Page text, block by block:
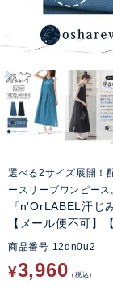
選べる2サイズ展開！
ースリーブワンピース
『n'OrLABEL汗じ
【メール便不可】
商品番号 12dn0u2
¥3,960 税込